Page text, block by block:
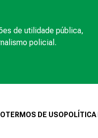
de utilidade pública,
policial.
TERMOS DE USO POLÍTICA